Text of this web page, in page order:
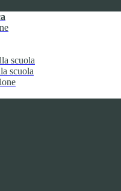
scuola
scuola
di concorso